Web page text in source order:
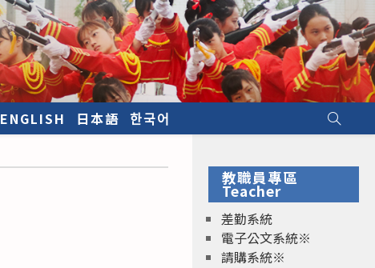
ENGLISH 日本語 한국어
教職員專區
Teacher
差勤系統
電子公文系統※
請購系統※